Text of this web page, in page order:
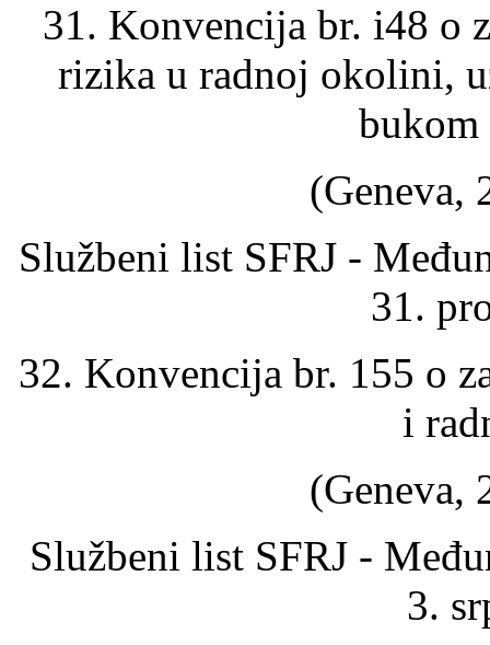
31. Konvencija br. i48 o
rizika u radnoj okolini,
(Geneva,
Službeni list SFRJ -
31.
32. Konvencija br. 155 o
i
(Geneva,
Službeni list SFRJ -
3.